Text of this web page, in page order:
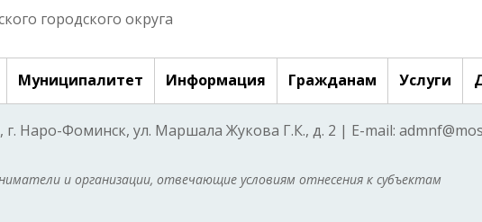
городского округа
Муниципалитет Информация Гражданам Услуги
г. Наро-Фоминск, ул. Маршала Жукова Г.К., д. 2 | E-mail:
и организации, отвечающие условиям отнесения к субъектам